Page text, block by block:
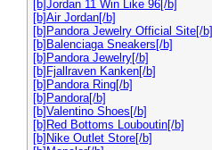
[b]Jordan 11 Win Like 96[/b]
[b]Air Jordan[/b]
[b]Pandora Jewelry Official Site[/b]
[b]Balenciaga Sneakers[/b]
[b]Pandora Jewelry[/b]
[b]Fjallraven Kanken[/b]
[b]Pandora Ring[/b]
[b]Pandora[/b]
[b]Valentino Shoes[/b]
[b]Red Bottoms Louboutin[/b]
[b]Nike Outlet Store[/b]